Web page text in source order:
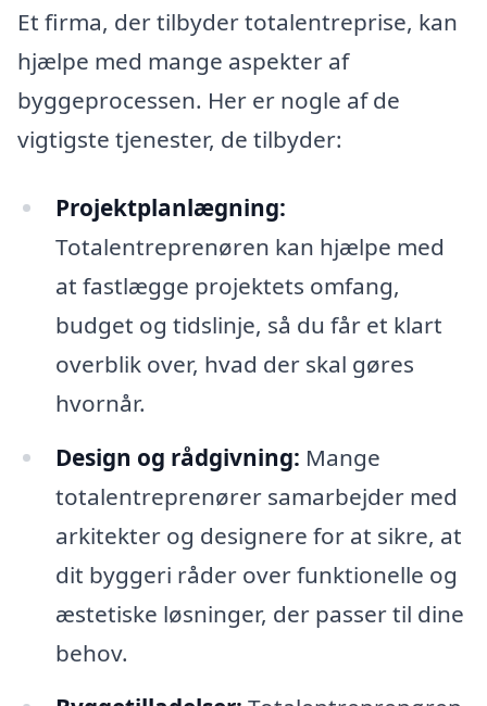
Et firma, der tilbyder totalentreprise, kan
hjælpe med mange aspekter af
byggeprocessen. Her er nogle af de
vigtigste tjenester, de tilbyder:
Projektplanlægning:
Totalentreprenøren kan hjælpe med
at fastlægge projektets omfang,
budget og tidslinje, så du får et klart
overblik over, hvad der skal gøres
hvornår.
Design og rådgivning: Mange
totalentreprenører samarbejder med
arkitekter og designere for at sikre, at
dit byggeri råder over funktionelle og
æstetiske løsninger, der passer til dine
behov.